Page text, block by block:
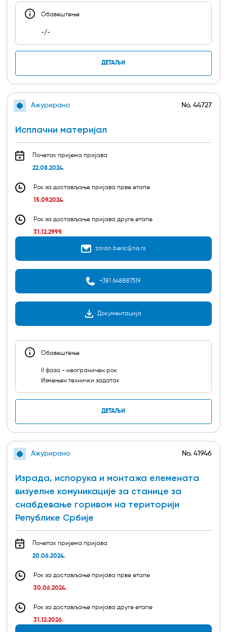
Обавештењe
-/-
ДЕТАЉИ
Ажурирано No. 44727
Исплачни материјал
Почетак пријема пријава
22.08.2024.
Рок за достављање пријава прве етапе
15.09.2024.
Рок за достављање пријава друге етапе
31.12.2999.
zoran.beric@nis.rs
+381 648887519
Документација
Обавештењe
II фаза - неограничен рок
Измењен технички задатак
ДЕТАЉИ
Ажурирано No. 41946
Израда, испорука и монтажа елемeната
визуелне комуникације за станицe за
снабдевање горивом на територији
Републике Србије
Почетак пријема пријава
20.06.2024.
Рок за достављање пријава прве етапе
30.06.2024.
Рок за достављање пријава друге етапе
31.12.2026.